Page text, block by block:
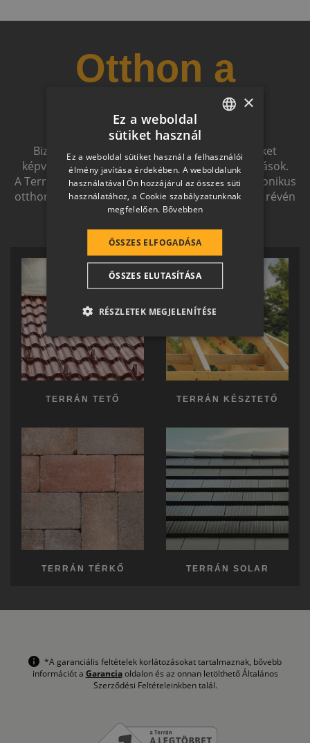
Otthon a
jövőben
Biztonságot nyújtó, és magas esztétikai értéket
képviselő, egymással szinergiát alkotó megoldások.
A Terrán ernyőmárkának köszönhetően a harmonikus
otthon átfogó, egymásra épülő rendszerelemek révén
ölthet formát.
TERRÁN TETŐ TERRÁN KÉSZTETŐ
TERRÁN TÉRKŐ TERRÁN SOLAR
*A garanciális feltételek korlátozásokat tartalmaznak, bővebb
információt a Garanciaoldalon és az onnan letölthető Általános
Szerződési Feltételeinkben talál.
HUNGARIAN
SLOVAK
GERMAN
ROMANIAN
CROATIAN
SR
RO-HU
ITALIAN
×
Ez a weboldal
sütiket használ
Ez a weboldal sütiket használ a felhasználói
élmény javítása érdekében. A weboldalunk
használatával Ön hozzájárul az összes süti
használatához, a Cookie szabályzatunknak
megfelelően. Bővebben
ÖSSZES ELFOGADÁSA
ÖSSZES ELUTASÍTÁSA
RÉSZLETEK MEGJELENÍTÉSE